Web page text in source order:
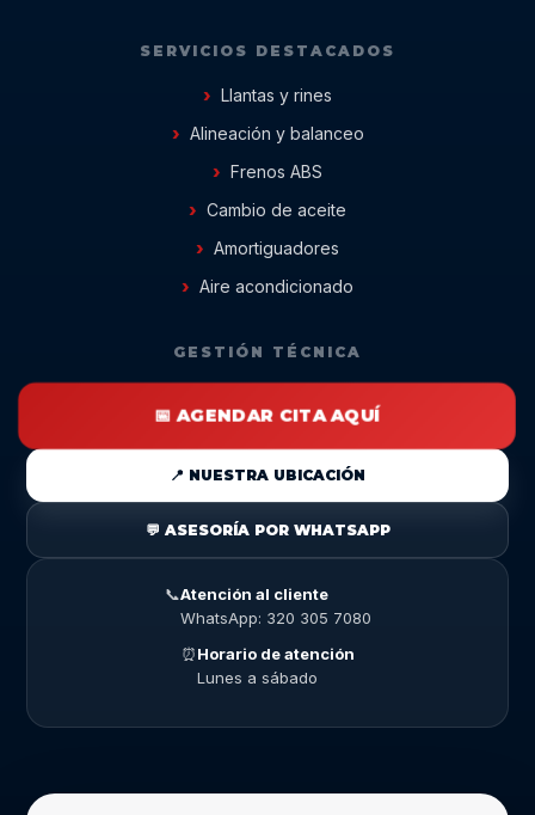
SERVICIOS DESTACADOS
Llantas y rines
Alineación y balanceo
Frenos ABS
Cambio de aceite
Amortiguadores
Aire acondicionado
GESTIÓN TÉCNICA
📅 AGENDAR CITA AQUÍ
📍 NUESTRA UBICACIÓN
💬 ASESORÍA POR WHATSAPP
📞Atención al cliente
WhatsApp: 320 305 7080
⏰Horario de atención
Lunes a sábado